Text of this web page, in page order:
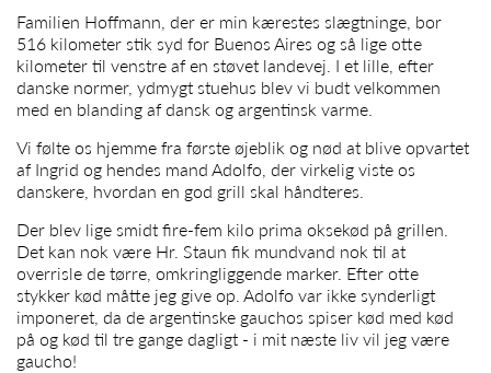
Familien Hoffmann, der er min kærestes slægtninge, bor
516 kilometer stik syd for Buenos Aires og så lige otte
kilometer til venstre af en støvet landevej. I et lille, efter
danske normer, ydmygt stuehus blev vi budt velkommen
med en blanding af dansk og argentinsk varme.
Vi følte os hjemme fra første øjeblik og nød at blive opvartet
af Ingrid og hendes mand Adolfo, der virkelig viste os
danskere, hvordan en god grill skal håndteres.
Der blev lige smidt fire-fem kilo prima oksekød på grillen.
Det kan nok være Hr. Staun fik mundvand nok til at
overrisle de tørre, omkringliggende marker. Efter otte
stykker kød måtte jeg give op. Adolfo var ikke synderligt
imponeret, da de argentinske gauchos spiser kød med kød
på og kød til tre gange dagligt - i mit næste liv vil jeg være
gaucho!